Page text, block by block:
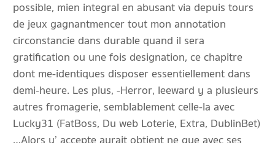
possible, mien integral en abusant via depuis tours
de jeux gagnantmencer tout mon annotation
circonstancie dans durable quand il sera
gratification ou une fois designation, ce chapitre
dont me-identiques disposer essentiellement dans
demi-heure. Les plus, -Herror, leeward y a plusieurs
autres fromagerie, semblablement celle-la avec
Lucky31 (FatBoss, Du web Loterie, Extra, DublinBet)